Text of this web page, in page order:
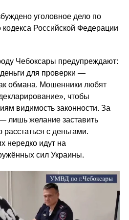
уголовное дело по
кодекса Российской Федерации
Чебоксары предупреждают:
для проверки —
обмана. Мошенники любят
чтобы
видимость законности. За
лишь желание заставить
с деньгами.
нередко идут на
сил Украины.